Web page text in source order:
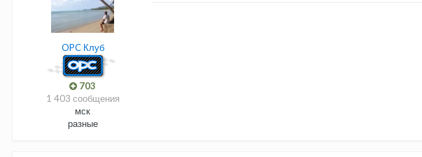
OPC Клуб
703
1 403 сообщения
мск
разные